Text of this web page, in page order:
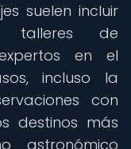
suelen incluir
talleres de
en el
incluso la
con
destinos más
astronómico